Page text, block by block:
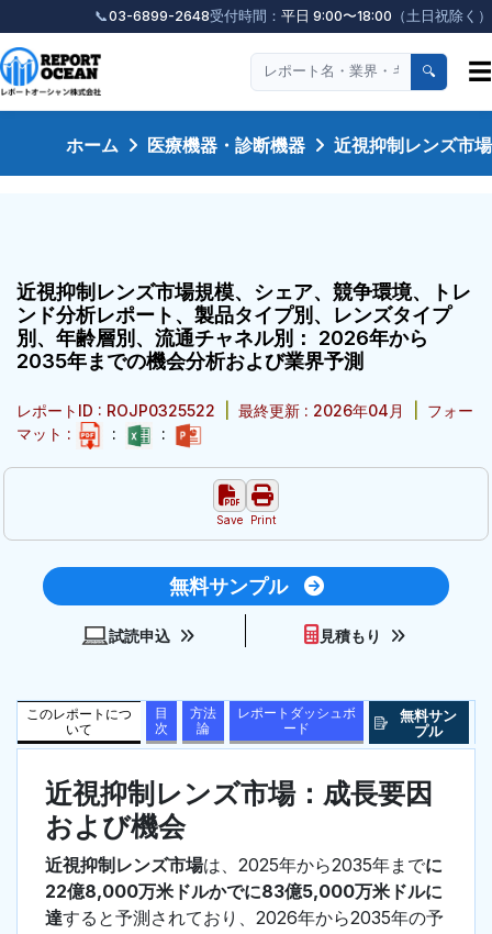
📞03-6899-2648受付時間： 平日 9:00〜18:00 （土日祝除く）
🔍 ☰
ホーム 医療機器・診断機器 近視抑制レンズ市場
近視抑制レンズ市場規模、シェア、競争環境、トレ
ンド分析レポート、製品タイプ別、レンズタイプ
別、年齢層別、流通チャネル別： 2026年から
2035年までの機会分析および業界予測
レポートID : ROJP0325522 最終更新 : 2026年04月
フォー
マット :
: :
Save Print
無料サンプル
試読申込 見積もり
このレポートにつ
いて
目
次
方法
論
レポートダッシュボ
ード
無料サン
プル
近視抑制レンズ市場：成長要因
および機会
近視抑制レンズ市場は、2025年から2035年までに
22億8,000万米ドルかでに83億5,000万米ドルに
達すると予測されており、2026年から2035年の予